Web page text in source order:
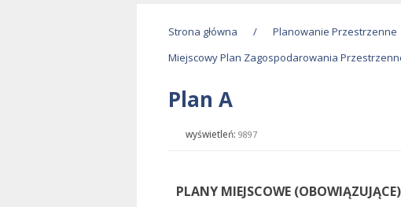
Strona główna / Planowanie Przestrzenne
Miejscowy Plan Zagospodarowania
Plan A
wyświetleń: 9897
PLANY MIEJSCOWE